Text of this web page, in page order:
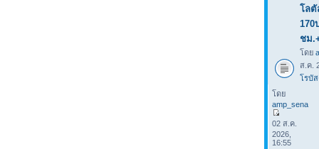
โลตั
170
ชม
โดย
ส.ค.
โรบั
โดย
amp_sena
02 ส.ค.
2026,
16:55